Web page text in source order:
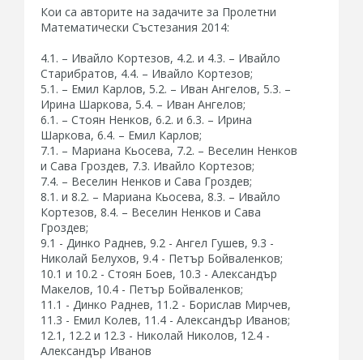
Кои са авторите на задачите за Пролетни
Математически Състезания 2014:
4.1. – Ивайло Кортезов, 4.2. и 4.3. – Ивайло
Старибратов, 4.4. – Ивайло Кортезов;
5.1. – Емил Карлов, 5.2. – Иван Ангелов, 5.3. –
Ирина Шаркова, 5.4. – Иван Ангелов;
6.1. – Стоян Ненков, 6.2. и 6.3. – Ирина
Шаркова, 6.4. – Емил Карлов;
7.1. – Мариана Кьосева, 7.2. – Веселин Ненков
и Сава Гроздев, 7.3. Ивайло Кортезов;
7.4. – Веселин Ненков и Сава Гроздев;
8.1. и 8.2. – Мариана Кьосева, 8.3. – Ивайло
Кортезов, 8.4. – Веселин Ненков и Сава
Гроздев;
9.1 - Динко Раднев, 9.2 - Ангел Гушев, 9.3 -
Николай Белухов, 9.4 - Петър Бойваленков;
10.1 и 10.2 - Стоян Боев, 10.3 - Александър
Макелов, 10.4 - Петър Бойваленков;
11.1 - Динко Раднев, 11.2 - Борислав Мирчев,
11.3 - Емил Колев, 11.4 - Александър Иванов;
12.1, 12.2 и 12.3 - Николай Николов, 12.4 -
Александър Иванов